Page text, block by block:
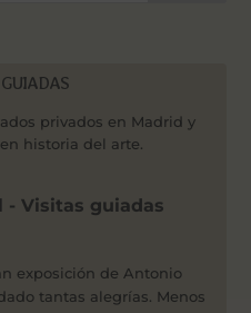
privados en Madrid y
historia del arte.
- Visitas guiadas
exposición de Antonio
tantas alegrías. Menos